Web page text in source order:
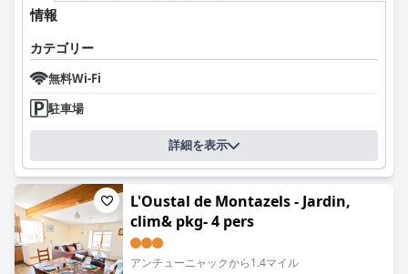
情報
カテゴリー
無料Wi-Fi
駐車場
詳細を表示
L'Oustal de Montazels - Jardin,
clim& pkg- 4 pers
アンチューニャックから1.4マイル